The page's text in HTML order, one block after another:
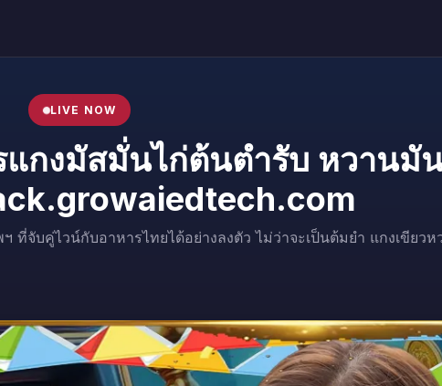
LIVE NOW
กงมัสมั่นไก่ต้นตำรับ หวานมั
ที่จับคู่ไวน์กับอาหารไทยได้อย่างลงตัว ไม่ว่าจะเป็นต้มยำ แกงเขียว